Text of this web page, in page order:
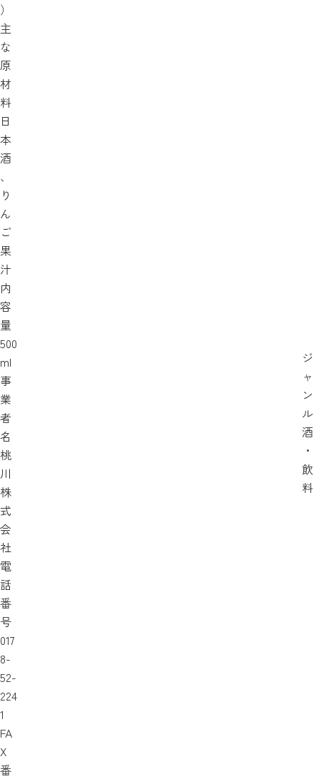
）
主
な
原
材
料
日
本
酒
、
り
ん
ご
果
汁
内
容
量
500
ml
事
業
者
名
桃
川
株
式
会
社
電
話
番
号
017
8-
52-
224
1
FA
X
番
ジ
ャ
ン
ル
酒
・
飲
料